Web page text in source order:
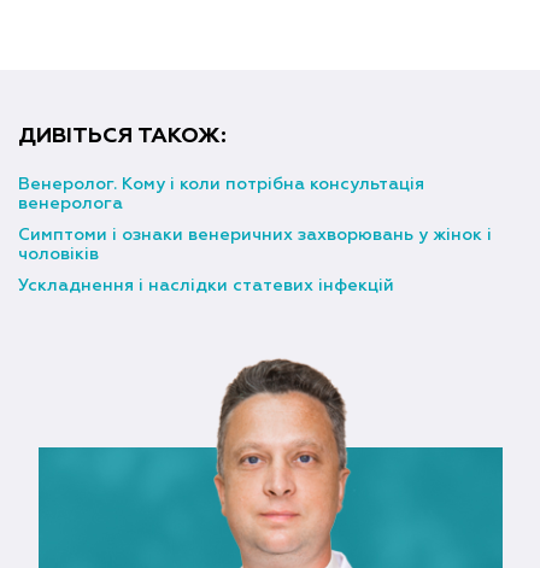
ДИВІТЬСЯ ТАКОЖ:
Венеролог. Кому і коли потрібна консультація
венеролога
Симптоми і ознаки венеричних захворювань у жінок і
чоловіків
Ускладнення і наслідки статевих інфекцій